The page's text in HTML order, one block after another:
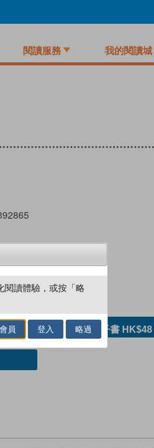
閱讀服務 我的閱讀城
加入閱讀紀錄
書 購買電子書 HK$48
閱讀體驗，或按「略
員 登入 略過